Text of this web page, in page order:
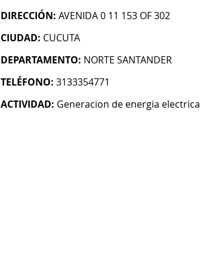
DIRECCIÓN: AVENIDA 0 11 153 OF 302
CIUDAD: CUCUTA
DEPARTAMENTO: NORTE SANTANDER
TELÉFONO: 3133354771
ACTIVIDAD: Generacion de energia electrica